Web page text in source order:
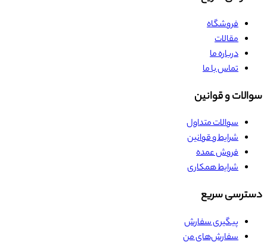
فروشگاه
مقالات
درباره ما
تماس با ما
سوالات و قوانین
سوالات متداول
شرایط و قوانین
فروش عمده
شرایط همکاری
دسترسی سریع
پیگیری سفارش
سفارش‌های من